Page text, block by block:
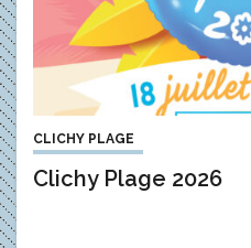
CLICHY PLAGE
Clichy Plage 2026